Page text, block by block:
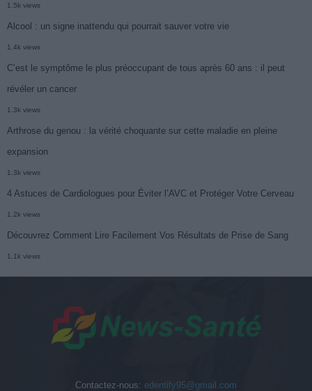
1.5k views
Alcool : un signe inattendu qui pourrait sauver votre vie
1.4k views
C’est le symptôme le plus préoccupant de tous après 60 ans : il peut
révéler un cancer
1.3k views
Arthrose du genou : la vérité choquante sur cette maladie en pleine
expansion
1.3k views
4 Astuces de Cardiologues pour Éviter l’AVC et Protéger Votre Cerveau
1.2k views
Découvrez Comment Lire Facilement Vos Résultats de Prise de Sang
1.1k views
Contactez-nous: edentify95@gmail.com